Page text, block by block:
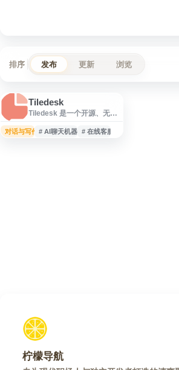
排序 发布 更新 浏览
Tiledesk
Tiledesk 是一个开源、无代
人构建平台，面向企业客服
和在线支持场景。用户可通
对话与写作 # AI聊天机器人# 在线客服
柠檬导航